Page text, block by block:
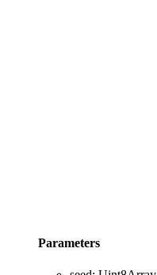
Parameters